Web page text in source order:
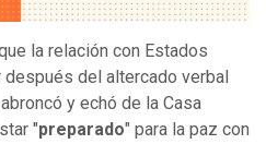
la relación con Estados
del altercado verbal
y echó de la Casa
"preparado" para la paz con